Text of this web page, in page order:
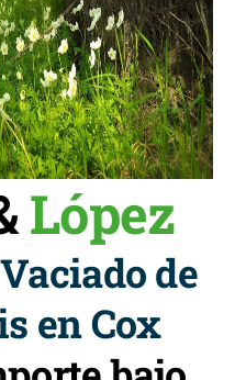
López
de
en Cox